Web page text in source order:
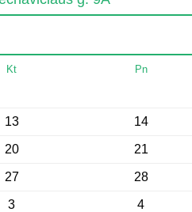
Kt Pn
13 14
20 21
27 28
3 4